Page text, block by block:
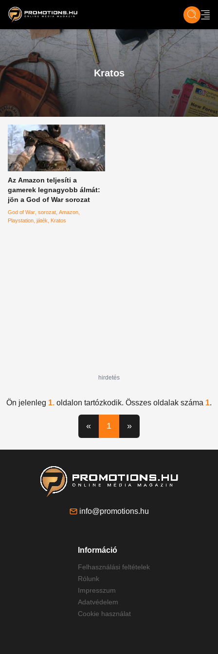
ZENE, FILM & KULT ÉLET TECH &
Kratos
Az Amazon teljesíti a
gamerek legnagyobb álmát:
jön a God of War sorozat
God of War sorozat Amazon
Playstation játék Kratos
hirdetés
Ön jelenleg 1. oldalon tartózkodik. Összes oldalak száma 1.
« 1 »
info@promotions.hu
Információ
Felhasználási feltételek
Rólunk
Impresszum
Adatvédelem
Cookie használat